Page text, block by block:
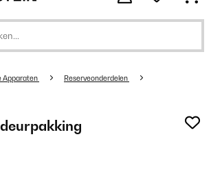
Apparaten Reserveonderdelen